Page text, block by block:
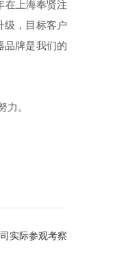
在上海奉贤注
级，目标客户
品牌是我们的
。
实际参观考察